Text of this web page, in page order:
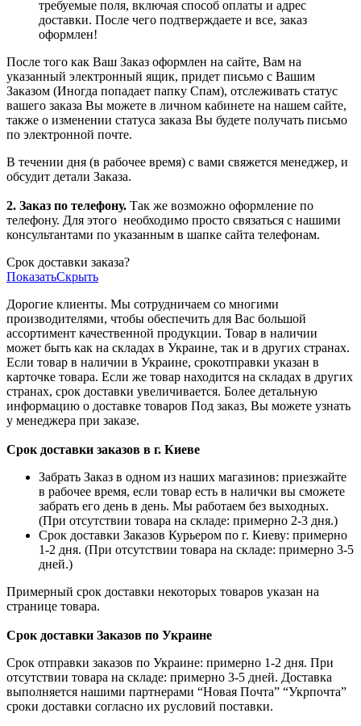
требуемые поля, включая способ оплаты и адрес
доставки. После чего подтверждаете и все, заказ
оформлен!
После того как Ваш Заказ оформлен на сайте, Вам на
указанный электронный ящик, придет письмо с Вашим
Заказом (Иногда попадает папку Спам), отслеживать статус
вашего заказа Вы можете в личном кабинете на нашем сайте,
также о изменении статуса заказа Вы будете получать письмо
по электронной почте.
В течении дня (в рабочее время) с вами свяжется менеджер, и
обсудит детали Заказа.
2. Заказ по телефону. Так же возможно оформление по
телефону. Для этого необходимо просто связаться с нашими
консультантами по указанным в шапке сайта телефонам.
Срок доставки заказа?
ПоказатьСкрыть
Дорогие клиенты. Мы сотрудничаем со многими
производителями, чтобы обеспечить для Вас большой
ассортимент качественной продукции. Товар в наличии
может быть как на складах в Украине, так и в других странах.
Если товар в наличии в Украине, срокотправки указан в
карточке товара. Если же товар находится на складах в других
странах, срок доставки увеличивается. Более детальную
информацию о доставке товаров Под заказ, Вы можете узнать
у менеджера при заказе.
Срок доставки заказов в г. Киеве
Забрать Заказ в одном из наших магазинов: приезжайте
в рабочее время, если товар есть в налички вы сможете
забрать его день в день. Мы работаем без выходных.
(При отсутствии товара на складе: примерно 2-3 дня.)
Срок доставки Заказов Курьером по г. Киеву: примерно
1-2 дня. (При отсутствии товара на складе: примерно 3-5
дней.)
Примерный срок доставки некоторых товаров указан на
странице товара.
Срок доставки Заказов по Украине
Срок отправки заказов по Украине: примерно 1-2 дня. При
отсутствии товара на складе: примерно 3-5 дней. Доставка
выполняется нашими партнерами “Новая Почта” “Укрпочта”
сроки доставки согласно их русловий поставки.